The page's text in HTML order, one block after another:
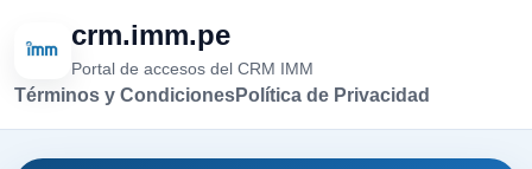
crm.imm.pe
Portal de accesos del CRM IMM
Términos y CondicionesPolítica de Privacidad